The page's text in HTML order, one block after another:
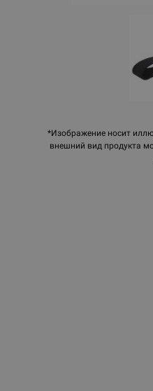
*Изображение носит
внешний вид продукта